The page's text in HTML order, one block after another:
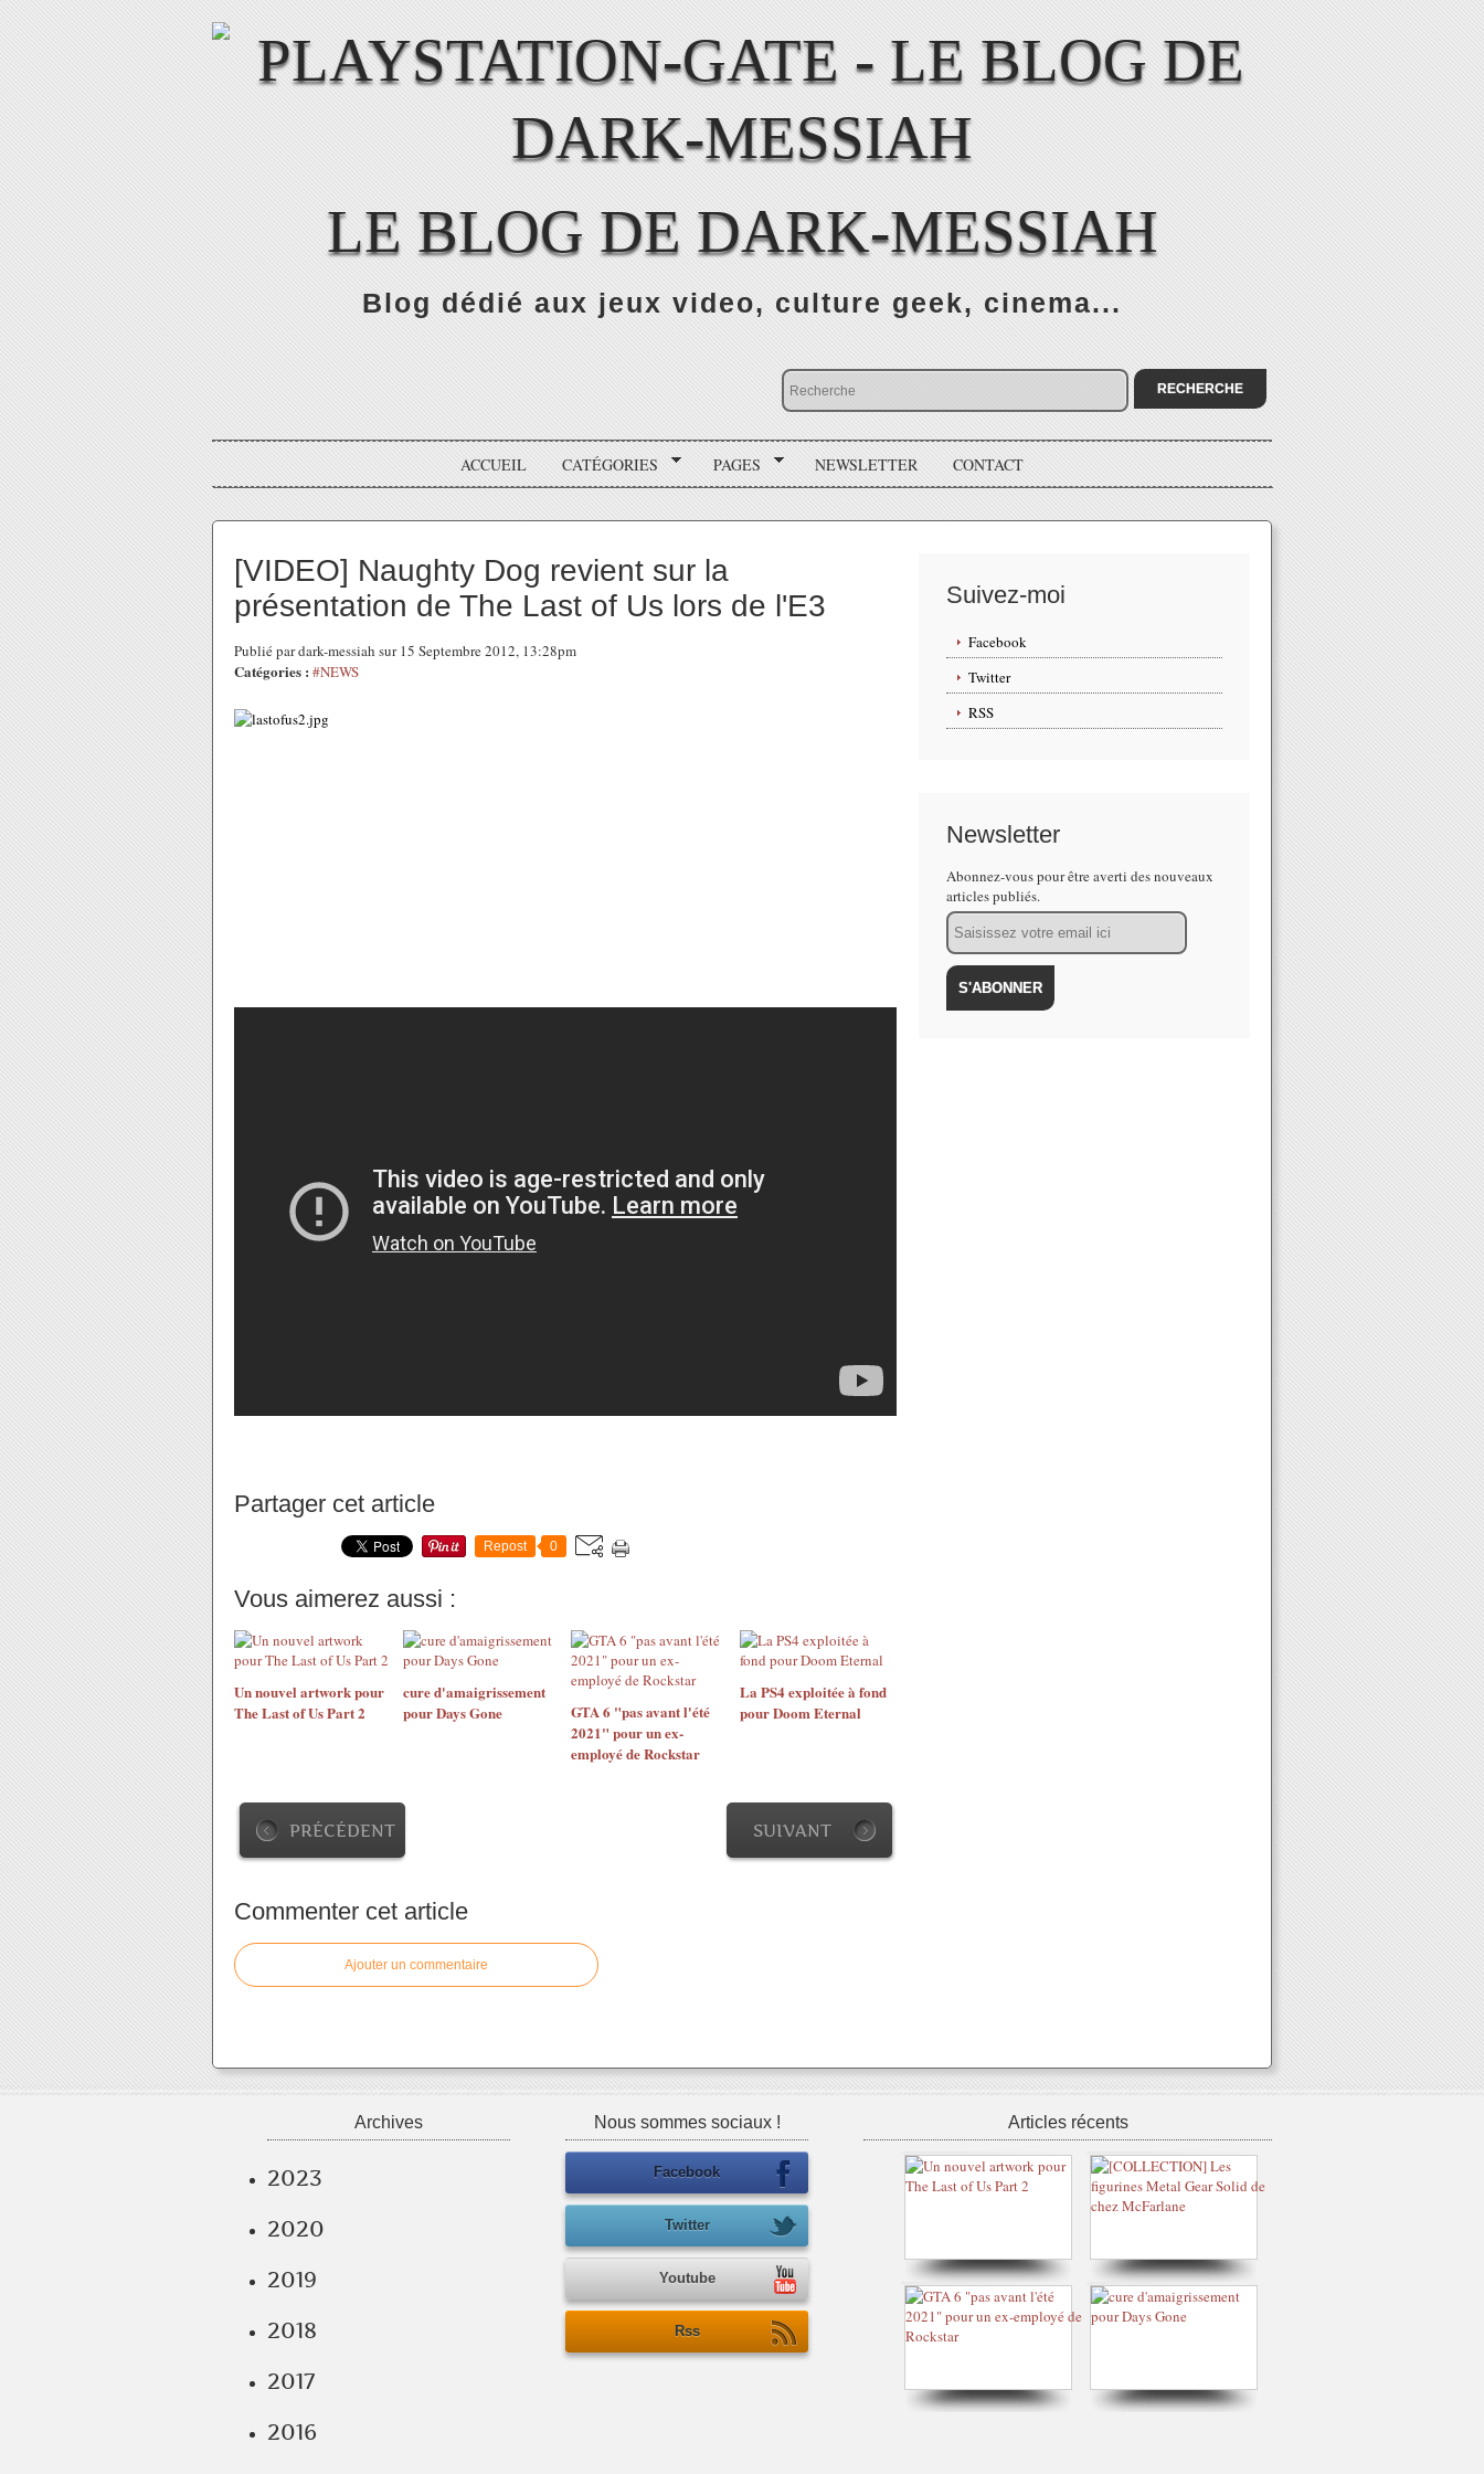
LE BLOG DE DARK-MESSIAH
Blog dédié aux jeux video, culture geek, cinema...
ACCUEIL CATÉGORIES PAGES NEWSLETTER CONTACT
[VIDEO] Naughty Dog revient sur la
présentation de The Last of Us lors de l'E3
Publié par dark-messiah sur 15 Septembre 2012, 13:28pm
Catégories : #NEWS
Partager cet article
Repost 0
Vous aimerez aussi :
Un nouvel artwork pour
The Last of Us Part 2
cure d'amaigrissement
pour Days Gone
GTA 6 "pas avant l'été
2021" pour un ex-
employé de Rockstar
La PS4 exploitée à fond
pour Doom Eternal
PRÉCÉDENT SUIVANT
Commenter cet article
Ajouter un commentaire
Suivez-moi
Facebook
Twitter
RSS
Newsletter
Abonnez-vous pour être averti des nouveaux
articles publiés.
Email
Archives
2023
2020
2019
2018
2017
2016
Nous sommes sociaux !
Facebook
Twitter
Youtube
Rss
Articles récents